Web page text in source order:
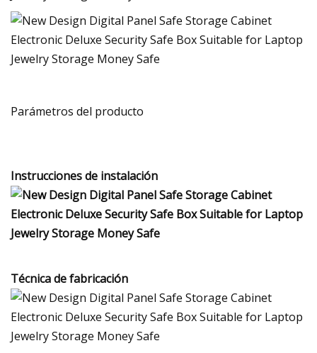
Parámetros del producto
Instrucciones de instalación
Técnica de fabricación